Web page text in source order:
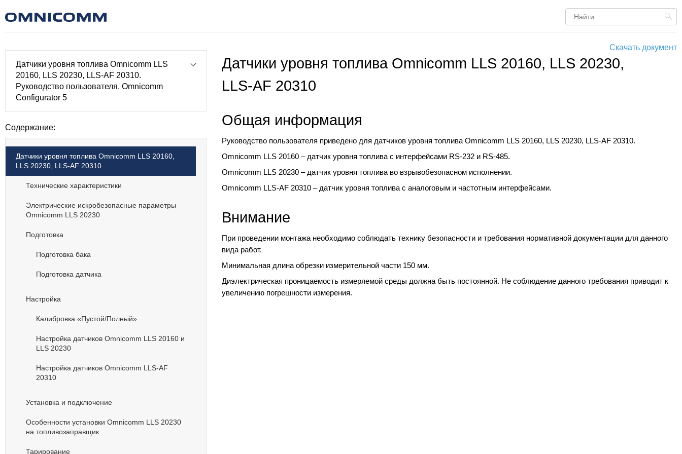
Датчики уровня топлива Omnicomm LLS
20160, LLS 20230, LLS-AF 20310.
Руководство пользователя. Omnicomm
Configurator 5
Содержание:
Датчики уровня топлива Omnicomm LLS 20160,
LLS 20230, LLS-AF 20310
Технические характеристики
Электрические искробезопасные параметры
Omnicomm LLS 20230
Подготовка
Подготовка бака
Подготовка датчика
Настройка
Калибровка «Пустой/Полный»
Настройка датчиков Omnicomm LLS 20160 и
LLS 20230
Настройка датчиков Omnicomm LLS-AF
20310
Установка и подключение
Особенности установки Omnicomm LLS 20230
на топливозаправщик
Тарирование
Скачать документ
Датчики уровня топлива Omnicomm LLS 20160, LLS 20230,
LLS-AF 20310
Общая информация
Руководство пользователя приведено для датчиков уровня топлива Omnicomm LLS 20160, LLS 20230, LLS-AF 20310.
Omnicomm LLS 20160 – датчик уровня топлива с интерфейсами RS-232 и RS-485.
Omnicomm LLS 20230 – датчик уровня топлива во взрывобезопасном исполнении.
Omnicomm LLS-AF 20310 – датчик уровня топлива с аналоговым и частотным интерфейсами.
Внимание
При проведении монтажа необходимо соблюдать технику безопасности и требования нормативной документации для данного
вида работ.
Минимальная длина обрезки измерительной части 150 мм.
Диэлектрическая проницаемость измеряемой среды должна быть постоянной. Не соблюдение данного требования приводит к
увеличению погрешности измерения.